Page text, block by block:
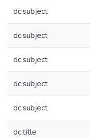
dc.subject
dc.subject
dc.subject
dc.subject
dc.subject
dc.title